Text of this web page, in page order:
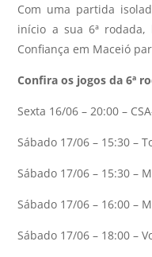
Com uma partida
início a sua 6ª
Confiança em Maceió
Confira os jogos da 6ª
Sexta 16/06 – 20:00 –
Sábado 17/06 – 15:30 –
Sábado 17/06 – 15:30 –
Sábado 17/06 – 16:00 –
Sábado 17/06 – 18:00 –